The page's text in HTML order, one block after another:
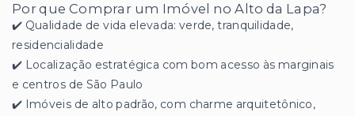
Por que Comprar um Imóvel no Alto da Lapa?
✔️ Qualidade de vida elevada: verde, tranquilidade,
residencialidade
✔️ Localização estratégica com bom acesso às marginais
e centros de São Paulo
✔️ Imóveis de alto padrão, com charme arquitetônico,